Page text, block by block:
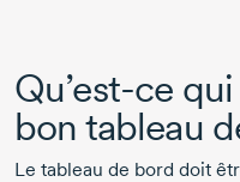
Qu’est-ce
bon tableau
Le tableau de bord doit